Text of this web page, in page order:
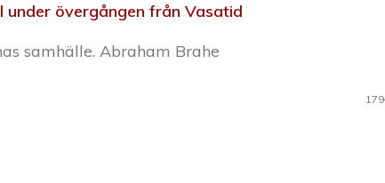
under övergången från Vasatid
samhälle. Abraham Brahe